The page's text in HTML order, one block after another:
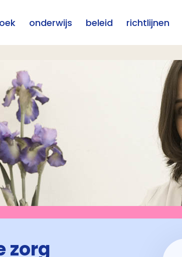
onderwijs beleid richtlijnen
zorg